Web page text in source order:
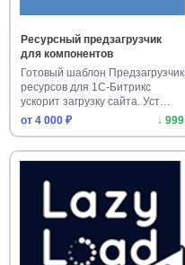
Ресурсный предзагрузчик
для компонентов
Готовый шаблон Предзагрузчик
ресурсов для 1С-Битрикс
ускорит загрузку сайта. Уст…
от 4 000 ₽
↓ 999